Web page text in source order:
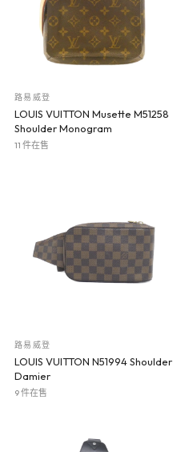
路易威登
LOUIS VUITTON Musette M51258
Shoulder Monogram
11 件在售
路易威登
LOUIS VUITTON N51994 Shoulder
Damier
9 件在售